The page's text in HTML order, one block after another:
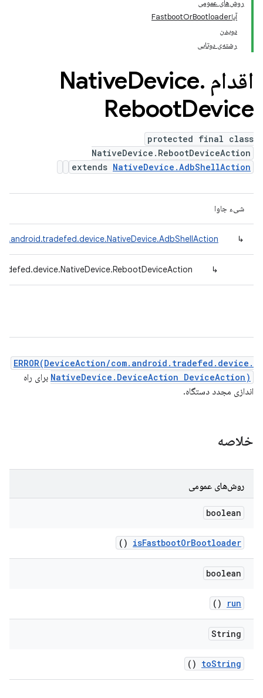
روش‌های عمومی
آیاFastbootOrBootloader
دویدن
رشته‌ی دوتایی
اقدام Native Device.
RebootDevice
protected final class
NativeDevice.RebootDeviceAction
extends NativeDevice.AdbShellAction
شیء جاوا
↳
↳
ERROR(DeviceAction/com.android.tradefed.device.
NativeDevice.DeviceAction DeviceAction) برای راه
اندازی مجدد دستگاه.
خلاصه
روش‌های عمومی
boolean
isFastbootOrBootloader
()
boolean
run
()
String
toString
()